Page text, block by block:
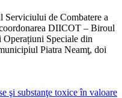
de Combatere a
DIICOT – Biroul
Speciale din
Piatra Neamţ, doi